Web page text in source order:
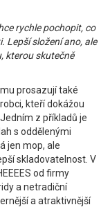
rychle pochopit, co
Lepší složení ano, ale
kterou skutečně
prosazují také
kteří dokážou
z příkladů je
s oddělenými
jen mop, ale
skladovatelnost. V
od firmy
a netradiční
a atraktivnější